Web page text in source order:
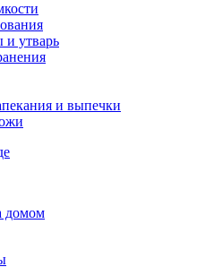
и утварь
и выпечки
домом